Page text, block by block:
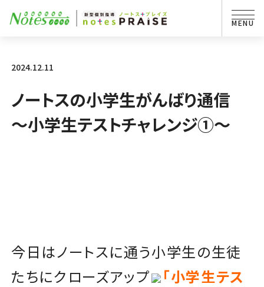
2024.12.11
ノートスの小学生がんばり通信
～小学生テストチャレンジ①～
今日はノートスに通う小学生の生徒
たちにクローズアップ
「小学生テス